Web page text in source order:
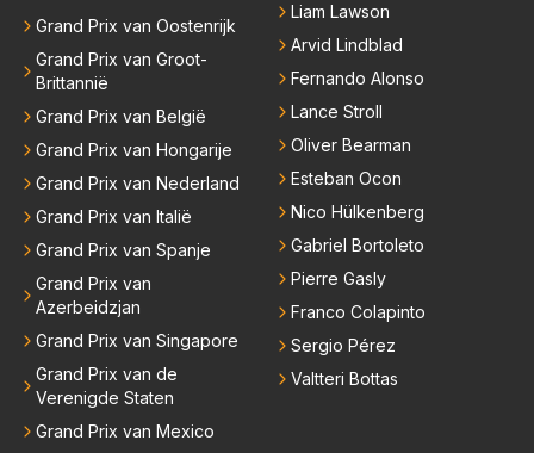
Grand Prix van Oostenrijk
Grand Prix van Groot-
Brittannië
Grand Prix van België
Grand Prix van Hongarije
Grand Prix van Nederland
Grand Prix van Italië
Grand Prix van Spanje
Grand Prix van
Azerbeidzjan
Grand Prix van Singapore
Grand Prix van de
Verenigde Staten
Grand Prix van Mexico
Liam Lawson
Arvid Lindblad
Fernando Alonso
Lance Stroll
Oliver Bearman
Esteban Ocon
Nico Hülkenberg
Gabriel Bortoleto
Pierre Gasly
Franco Colapinto
Sergio Pérez
Valtteri Bottas